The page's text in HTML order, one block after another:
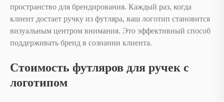
пространство для брендирования. Каждый раз, когда
клиент достает ручку из футляра, ваш логотип становится
визуальным центром внимания. Это эффективный способ
поддерживать бренд в сознании клиента.
Стоимость футляров для ручек с
логотипом